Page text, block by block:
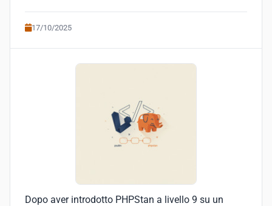
17/10/2025
Dopo aver introdotto PHPStan a livello 9 su un